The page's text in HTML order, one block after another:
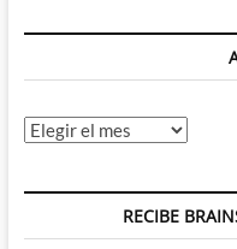
Archivos
RECIBE